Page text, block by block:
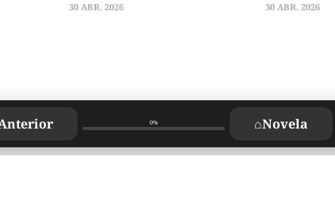
0% ⌂Novela
30 ABR. 2026 30 ABR. 2026